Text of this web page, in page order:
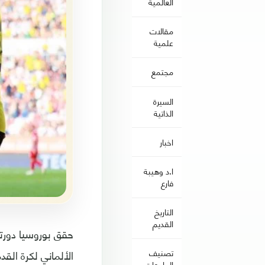
مقالات
علمية
مجتمع
السيرة
الذاتية
اخبار
ا.د وهيبة
فارع
التاريخ
القديم
تصنيف
الألماني لكرة